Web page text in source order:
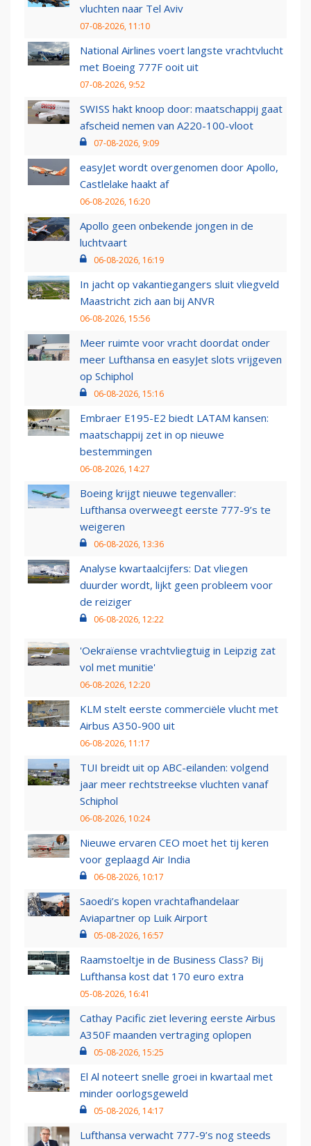
vluchten naar Tel Aviv
07-08-2026, 11:10
National Airlines voert langste vrachtvlucht
met Boeing 777F ooit uit
07-08-2026, 9:52
SWISS hakt knoop door: maatschappij gaat
afscheid nemen van A220-100-vloot
07-08-2026, 9:09
easyJet wordt overgenomen door Apollo,
Castlelake haakt af
06-08-2026, 16:20
Apollo geen onbekende jongen in de
luchtvaart
06-08-2026, 16:19
In jacht op vakantiegangers sluit vliegveld
Maastricht zich aan bij ANVR
06-08-2026, 15:56
Meer ruimte voor vracht doordat onder
meer Lufthansa en easyJet slots vrijgeven
op Schiphol
06-08-2026, 15:16
Embraer E195-E2 biedt LATAM kansen:
maatschappij zet in op nieuwe
bestemmingen
06-08-2026, 14:27
Boeing krijgt nieuwe tegenvaller:
Lufthansa overweegt eerste 777-9’s te
weigeren
06-08-2026, 13:36
Analyse kwartaalcijfers: Dat vliegen
duurder wordt, lijkt geen probleem voor
de reiziger
06-08-2026, 12:22
'Oekraïense vrachtvliegtuig in Leipzig zat
vol met munitie'
06-08-2026, 12:20
KLM stelt eerste commerciële vlucht met
Airbus A350-900 uit
06-08-2026, 11:17
TUI breidt uit op ABC-eilanden: volgend
jaar meer rechtstreekse vluchten vanaf
Schiphol
06-08-2026, 10:24
Nieuwe ervaren CEO moet het tij keren
voor geplaagd Air India
06-08-2026, 10:17
Saoedi’s kopen vrachtafhandelaar
Aviapartner op Luik Airport
05-08-2026, 16:57
Raamstoeltje in de Business Class? Bij
Lufthansa kost dat 170 euro extra
05-08-2026, 16:41
Cathay Pacific ziet levering eerste Airbus
A350F maanden vertraging oplopen
05-08-2026, 15:25
El Al noteert snelle groei in kwartaal met
minder oorlogsgeweld
05-08-2026, 14:17
Lufthansa verwacht 777-9’s nog steeds